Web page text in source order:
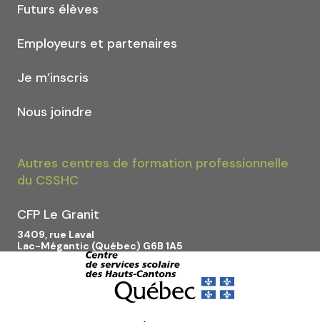
Futurs élèves
Employeurs et partenaires
Je m’inscris
Nous joindre
Autres centres de formation professionnelle
du CSSHC
CFP Le Granit
3409, rue Laval
Lac-Mégantic (Québec) G6B 1A5